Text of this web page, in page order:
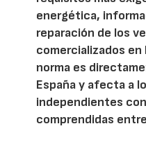
energética,
reparación de los
comercializados en
norma es
España y afecta a
independientes
comprendidas